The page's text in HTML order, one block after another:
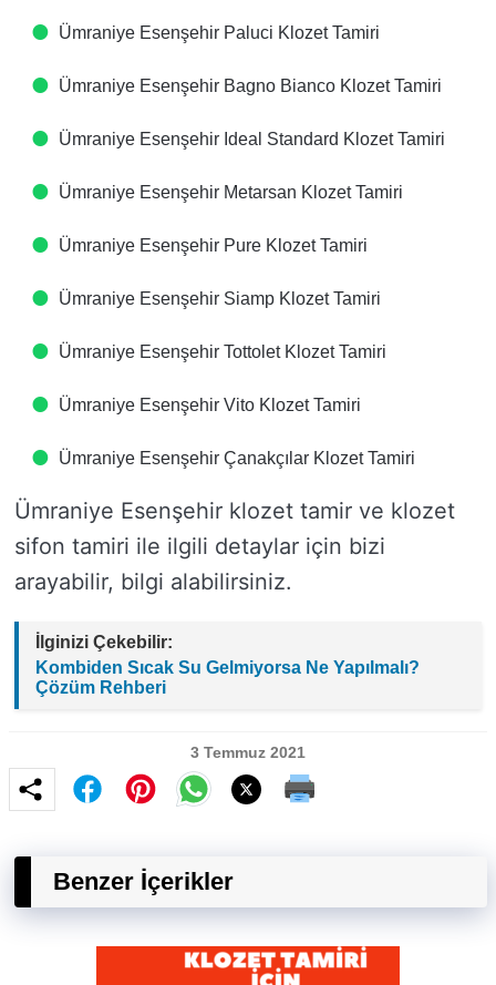
Ümraniye Esenşehir Paluci Klozet Tamiri
Ümraniye Esenşehir Bagno Bianco Klozet Tamiri
Ümraniye Esenşehir Ideal Standard Klozet Tamiri
Ümraniye Esenşehir Metarsan Klozet Tamiri
Ümraniye Esenşehir Pure Klozet Tamiri
Ümraniye Esenşehir Siamp Klozet Tamiri
Ümraniye Esenşehir Tottolet Klozet Tamiri
Ümraniye Esenşehir Vito Klozet Tamiri
Ümraniye Esenşehir Çanakçılar Klozet Tamiri
Ümraniye Esenşehir klozet tamir ve klozet
sifon tamiri ile ilgili detaylar için bizi
arayabilir, bilgi alabilirsiniz.
İlginizi Çekebilir:
Kombiden Sıcak Su Gelmiyorsa Ne Yapılmalı?
Çözüm Rehberi
3 Temmuz 2021
Benzer İçerikler